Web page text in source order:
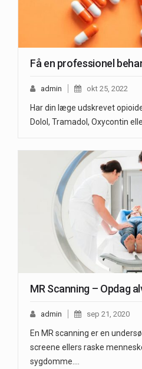
Få en professionel
admin okt 25, 2022
Har din læge udskrevet
Dolol, Tramadol, Oxycontin
MR Scanning – Opdag
admin sep 21, 2020
En MR scanning er en
screene ellers raske
sygdomme.…